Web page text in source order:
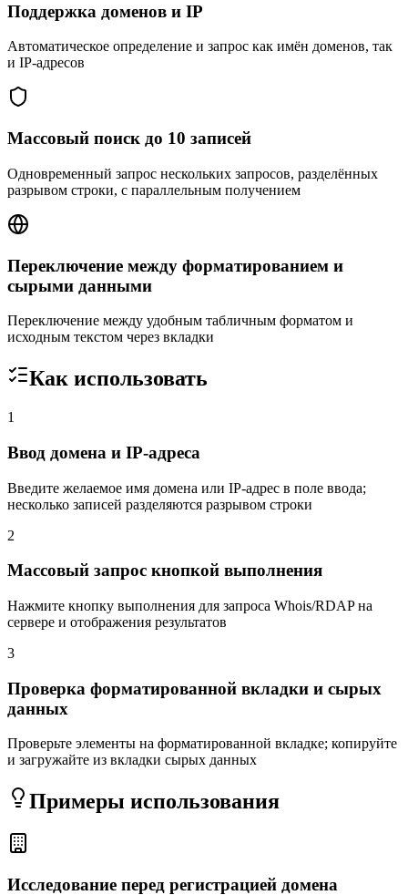
Поддержка доменов и IP
Автоматическое определение и запрос как имён доменов, так
и IP-адресов
Массовый поиск до 10 записей
Одновременный запрос нескольких запросов, разделённых
разрывом строки, с параллельным получением
Переключение между форматированием и
сырыми данными
Переключение между удобным табличным форматом и
исходным текстом через вкладки
Как использовать
1
Ввод домена и IP-адреса
Введите желаемое имя домена или IP-адрес в поле ввода;
несколько записей разделяются разрывом строки
2
Массовый запрос кнопкой выполнения
Нажмите кнопку выполнения для запроса Whois/RDAP на
сервере и отображения результатов
3
Проверка форматированной вкладки и сырых
данных
Проверьте элементы на форматированной вкладке; копируйте
и загружайте из вкладки сырых данных
Примеры использования
Исследование перед регистрацией домена